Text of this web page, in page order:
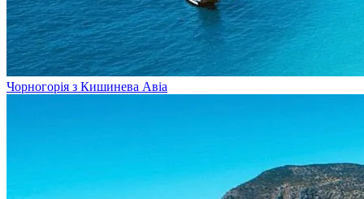
Чорногорія з Кишинева Авіа